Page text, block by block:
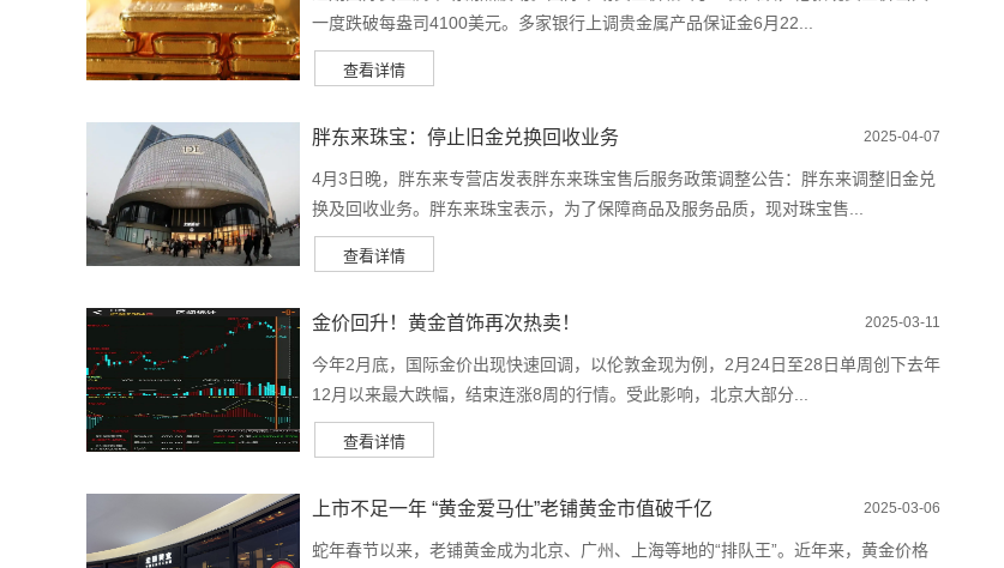
一度跌破每盎司4100美元。多家银行上调贵金属产品保证金6月22...
胖东来珠宝：停止旧金兑换回收业务 2025-04-07
4月3日晚，胖东来专营店发表胖东来珠宝售后服务政策调整公告：胖东来调整旧金兑
换及回收业务。胖东来珠宝表示，为了保障商品及服务品质，现对珠宝售...
金价回升！黄金首饰再次热卖！ 2025-03-11
今年2月底，国际金价出现快速回调，以伦敦金现为例，2月24日至28日单周创下去年
12月以来最大跌幅，结束连涨8周的行情。受此影响，北京大部分...
上市不足一年 “黄金爱马仕”老铺黄金市值破千亿 2025-03-06
蛇年春节以来，老铺黄金成为北京、广州、上海等地的“排队王”。近年来，黄金价格